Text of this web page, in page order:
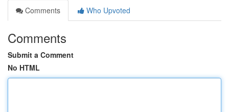
Comments
Who Upvoted
Comments
Submit a Comment
No HTML